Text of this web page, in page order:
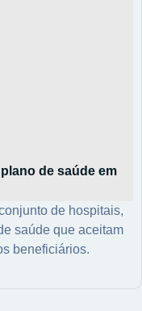
de saúde em
de hospitais,
saúde que aceitam
beneficiários.